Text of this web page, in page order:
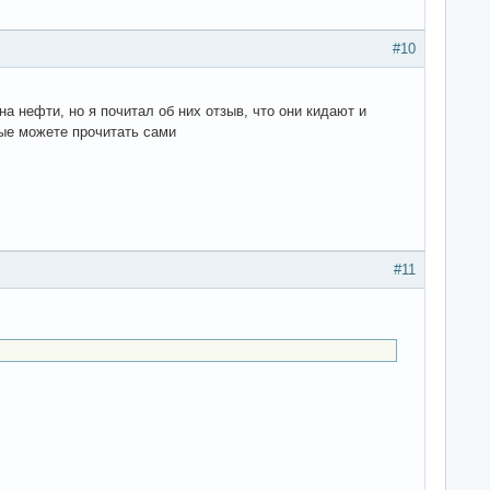
#10
нефти, но я почитал об них отзыв, что они кидают и
можете прочитать сами
#11